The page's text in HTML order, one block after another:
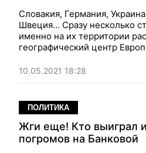
Словакия, Германия,
Швеция… Сразу несколько
именно на их территории
географический центр
каждый из кандидатов по-
10.05.2021 18:28
ПОЛИТИКА
Жги еще! Кто выиграл
погромов на Банковой